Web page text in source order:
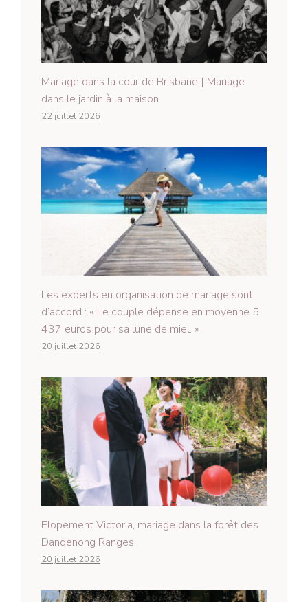
Mariage dans la cour de Brisbane | Mariage
dans le jardin à la maison
22 juillet 2026
Les experts en organisation de mariage sont
d’accord : « Le couple dépense en moyenne 5
437 euros pour sa lune de miel. »
20 juillet 2026
Elopement Victoria, mariage dans la forêt des
Dandenong Ranges
20 juillet 2026